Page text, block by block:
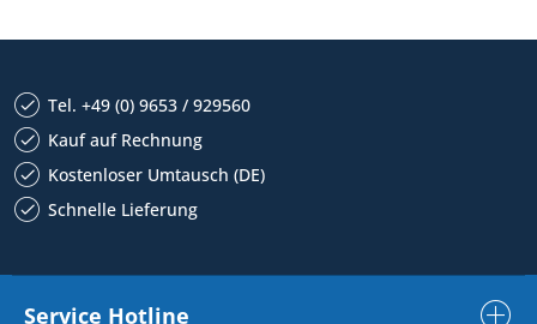
Tel. +49 (0) 9653 / 929560
Kauf auf Rechnung
Kostenloser Umtausch (DE)
Schnelle Lieferung
Service Hotline